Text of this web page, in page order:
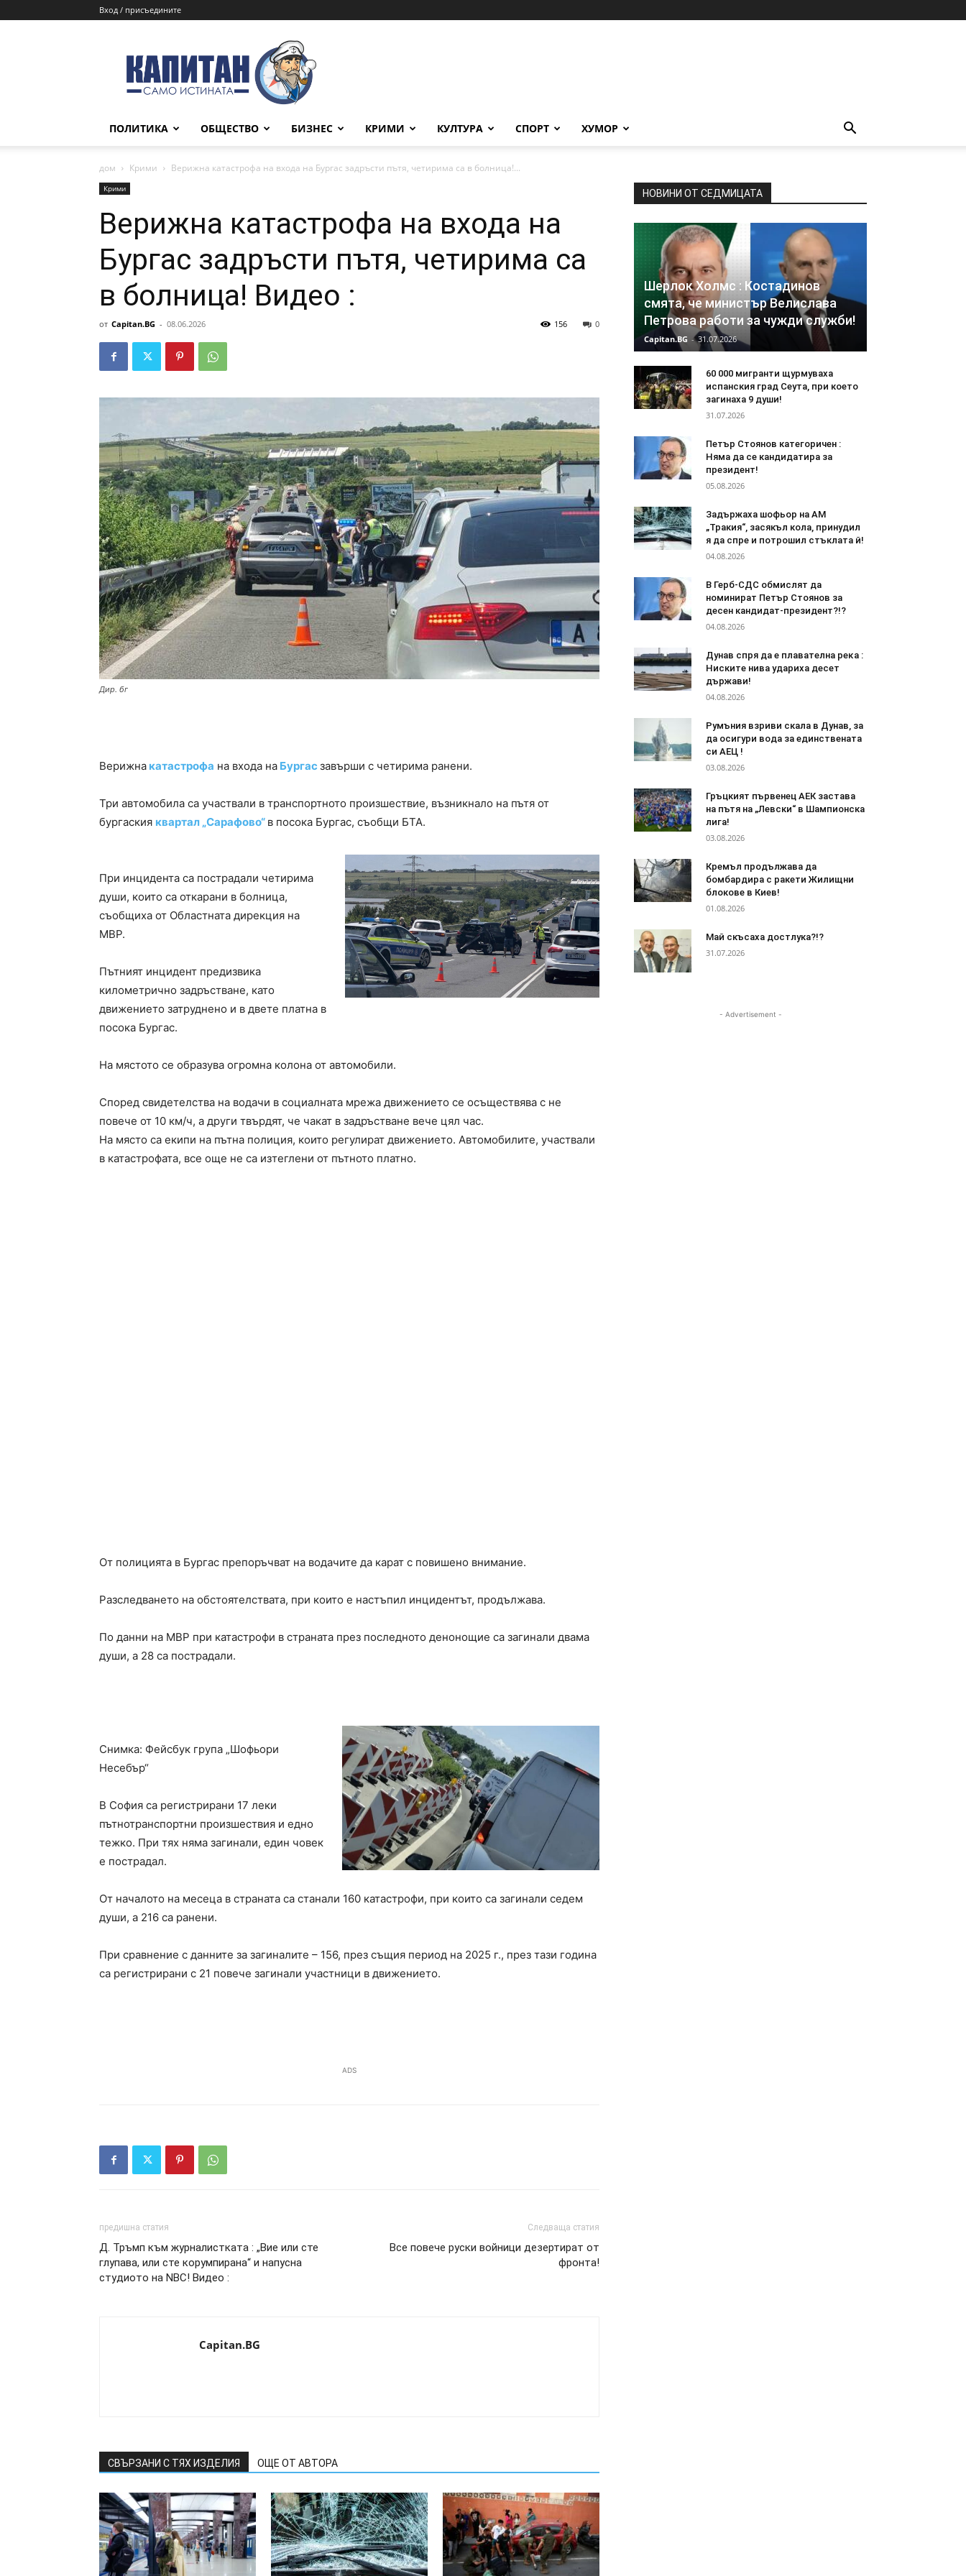
Вход / присъедините
ПОЛИТИКА ОБЩЕСТВО БИЗНЕС КРИМИ КУЛТУРА СПОРТ ХУМОР
дом Крими Верижна катастрофа на входа на Бургас задръсти пътя, четирима са в болница!...
Крими
Верижна катастрофа на входа на
Бургас задръсти пътя, четирима са
в болница! Видео :
от Capitan.BG - 08.06.2026 0
156
Дир. бг
Верижна катастрофа на входа на Бургас завърши с четирима ранени.
Три автомобила са участвали в транспортното произшествие, възникнало на пътя от
бургаския квартал „Сарафово“ в посока Бургас, съобщи БТА.
При инцидента са пострадали четирима
души, които са откарани в болница,
съобщиха от Областната дирекция на
МВР.
Пътният инцидент предизвика
километрично задръстване, като
движението затруднено и в двете платна в
посока Бургас.
На мястото се образува огромна колона от автомобили.
Според свидетелства на водачи в социалната мрежа движението се осъществява с не
повече от 10 км/ч, а други твърдят, че чакат в задръстване вече цял час.
На място са екипи на пътна полиция, които регулират движението. Автомобилите, участвали
в катастрофата, все още не са изтеглени от пътното платно.
От полицията в Бургас препоръчват на водачите да карат с повишено внимание.
Разследването на обстоятелствата, при които е настъпил инцидентът, продължава.
По данни на МВР при катастрофи в страната през последното денонощие са загинали двама
души, а 28 са пострадали.
Снимка: Фейсбук група „Шофьори
Несебър“
В София са регистрирани 17 леки
пътнотранспортни произшествия и едно
тежко. При тях няма загинали, един човек
е пострадал.
От началото на месеца в страната са станали 160 катастрофи, при които са загинали седем
души, а 216 са ранени.
При сравнение с данните за загиналите – 156, през същия период на 2025 г., през тази година
са регистрирани с 21 повече загинали участници в движението.
ADS
предишна статия
Д. Тръмп към журналистката : „Вие или сте
глупава, или сте корумпирана“ и напусна
студиото на NBC! Видео :
Следваща статия
Все повече руски войници дезертират от
фронта!
Capitan.BG
СВЪРЗАНИ С ТЯХ ИЗДЕЛИЯ ОЩЕ ОТ АВТОРА
НОВИНИ ОТ СЕДМИЦАТА
Шерлок Холмс : Костадинов
смята, че министър Велислава
Петрова работи за чужди служби!
Capitan.BG - 31.07.2026
60 000 мигранти щурмуваха
испанския град Сеута, при което
загинаха 9 души!
31.07.2026
Петър Стоянов категоричен :
Няма да се кандидатира за
президент!
05.08.2026
Задържаха шофьор на АМ
„Тракия“, засякъл кола, принудил
я да спре и потрошил стъклата й!
04.08.2026
В Герб-СДС обмислят да
номинират Петър Стоянов за
десен кандидат-президент?!?
04.08.2026
Дyнaв спря да e плaвaтeлнa peĸa :
Ниските нива удариха десет
държави!
04.08.2026
Румъния взриви скала в Дунав, за
да осигури вода за единствената
си АЕЦ !
03.08.2026
Гръцкият първенец АЕК застава
на пътя на „Левски“ в Шампионска
лига!
03.08.2026
Кремъл продължава да
бомбардира с ракети Жилищни
блокове в Киев!
01.08.2026
Май скъсаха достлука?!?
31.07.2026
- Advertisement -